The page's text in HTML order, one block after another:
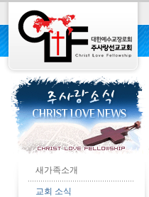
새가족소개
교회 소식